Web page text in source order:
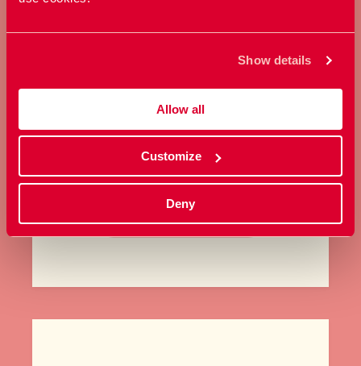
Show details
Allow all
Customize
Deny
BLI MÅNADSGIVARE
Stöd oss regelbundet varje
månad och hjälp oss att göra
ännu större skillnad.
Bli månadsgivare